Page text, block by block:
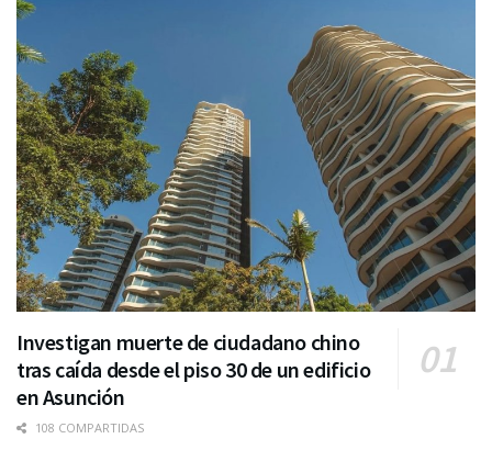
Investigan muerte de ciudadano chino
tras caída desde el piso 30 de un edificio
en Asunción
108 COMPARTIDAS